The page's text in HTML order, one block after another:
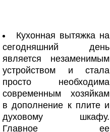
Кухонная вытяжка на
сегодняшний день
является незаменимым
устройством и стала
просто необходима
современным хозяйкам
в дополнение к плите и
духовому шкафу.
Главное ее